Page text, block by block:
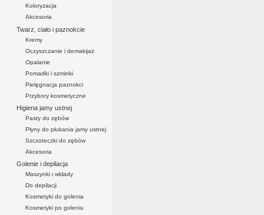
Koloryzacja
Akcesoria
Twarz, ciało i paznokcie
Kremy
Oczyszczanie i demakijaż
Opalanie
Pomadki i szminki
Pielęgnacja paznokci
Przybory kosmetyczne
Higiena jamy ustnej
Pasty do zębów
Płyny do płukania jamy ustnej
Szczoteczki do zębów
Akcesoria
Golenie i depilacja
Maszynki i wkłady
Do depilacji
Kosmetyki do golenia
Kosmetyki po goleniu